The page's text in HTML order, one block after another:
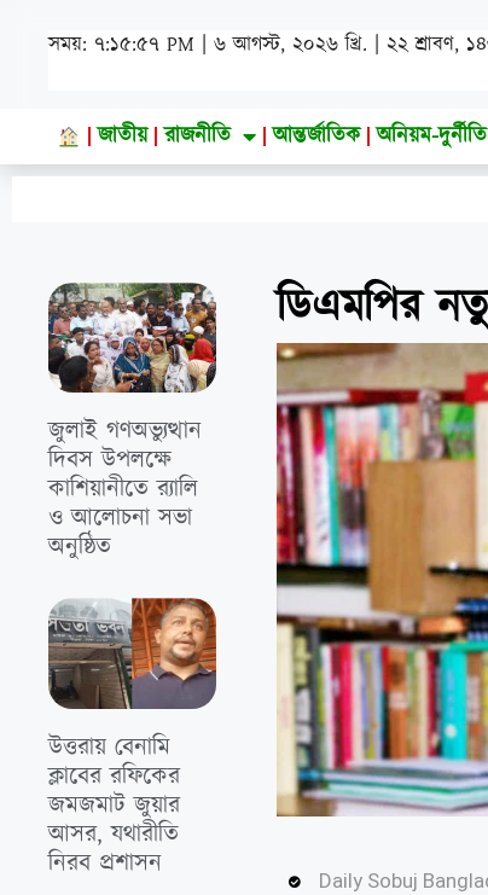
সময়: ৭:১৫:৫৯ PM | ৬ আগস্ট, ২০২৬ খ্রি. | ২২ শ্রাবণ,
জাতীয় রাজনীতি আন্তর্জাতিক অনিয়ম-দুর্নীতি
জুলাই গণঅভ্যুত্থান
দিবস উপলক্ষে
কাশিয়ানীতে র‍্যালি
ও আলোচনা সভা
অনুষ্ঠিত
উত্তরায় বেনামি
ক্লাবের রফিকের
জমজমাট জুয়ার
আসর, যথারীতি
নিরব প্রশাসন
ডিএমপির
Daily Sobuj